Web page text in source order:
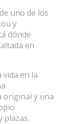
uno de los
y
dónde
en
en la
original y una
plazas.